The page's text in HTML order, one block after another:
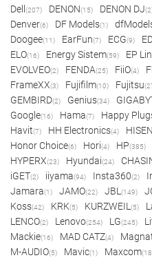
Dell (207) DENON(15) DENON DJ
Denver(6) DF Models(1)
Doogee(11) EarFun(7) ECG(9)
ELO(16) Energy Sistem(59) EP
EVOLVEO(2) FENDA(25) FiiO(4)
FrameXX(3) Fujifilm(10) Fujitsu
GEMBIRD(2) Genius(34)
Google(16) Hama(7) Happy
Havit(7) HH Electronics(4)
Honor Choice(6) Hori(4) HP(385)
HYPERX(23) Hyundai(24)
iGET(2) iiyama(94) Insta360(2)
Jamara(1) JAMO(22) JBL (149)
Koss(42) KRK(5) KURZWEIL (5)
LENCO(2) Lenovo(254) LG(245)
Mackie(16) MAD CATZ(4)
M-AUDIO(5) Mavic(1) Maxcom